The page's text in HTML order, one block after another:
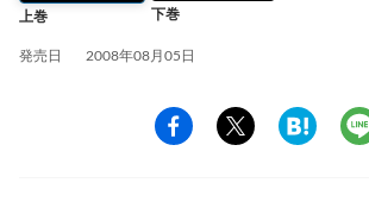
上巻 下巻
発売日 2008年08月05日